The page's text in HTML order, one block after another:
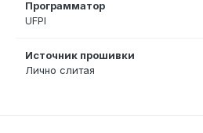
Программатор
UFPI
Источник прошивки
Лично слитая